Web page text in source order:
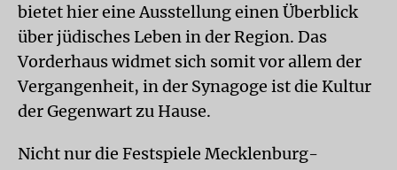
bietet hier eine Ausstellung einen Überblick
über jüdisches Leben in der Region. Das
Vorderhaus widmet sich somit vor allem der
Vergangenheit, in der Synagoge ist die Kultur
der Gegenwart zu Hause.
Nicht nur die Festspiele Mecklenburg-